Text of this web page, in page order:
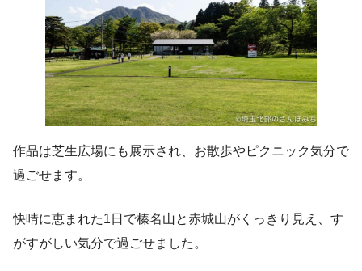
作品は芝生広場にも展示され、お散歩やピクニック気分で
過ごせます。
快晴に恵まれた1日で榛名山と赤城山がくっきり見え、す
がすがしい気分で過ごせました。